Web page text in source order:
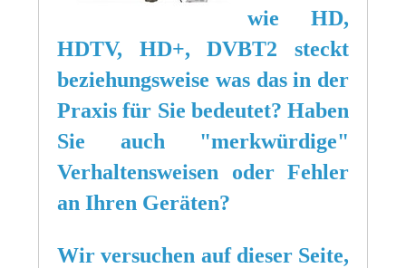
wie HD,
HDTV, HD+, DVBT2 steckt
beziehungsweise was das in der
Praxis für Sie bedeutet? Haben
Sie auch "merkwürdige"
Verhaltensweisen oder Fehler
an Ihren Geräten?
Wir versuchen auf dieser Seite,